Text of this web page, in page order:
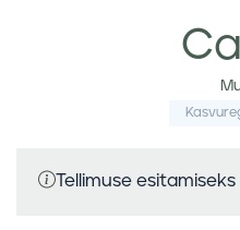
Tellimuse